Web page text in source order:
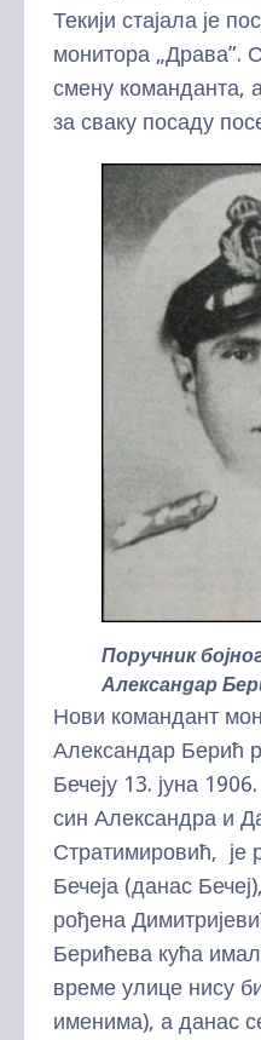
Текији стајала је
монитора „Драва”.
смену команданта,
за сваку посаду
Поручник
Александар
Нови командант
Александар Берић
Бечеју 13. јуна
син Александра и
Стратимировић, је
Бечеја (данас
рођена
Берићева кућа
време улице нису
именима), а данас